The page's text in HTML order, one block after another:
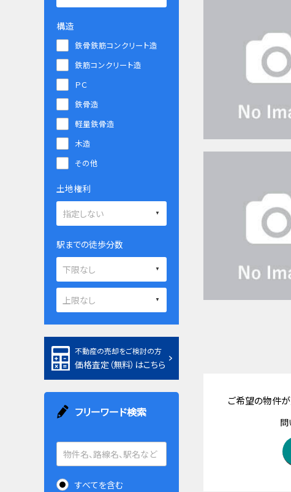
ご希望の物件が
問
構造
鉄骨鉄筋コンクリート造
鉄筋コンクリート造
ＰＣ
鉄骨造
軽量鉄骨造
木造
その他
土地権利
駅までの徒歩分数
不動産の売却をご検討の方
価格査定（無料）はこちら
フリーワード検索
すべてを含む